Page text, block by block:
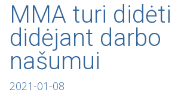
MMA turi didėti
didėjant darbo
našumui
2021-01-08